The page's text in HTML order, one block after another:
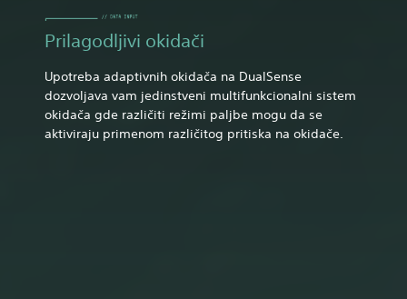
Prilagodljivi okidači
Upotreba adaptivnih okidača na DualSense
dozvoljava vam jedinstveni multifunkcionalni sistem
okidača gde različiti režimi paljbe mogu da se
aktiviraju primenom različitog pritiska na okidače.